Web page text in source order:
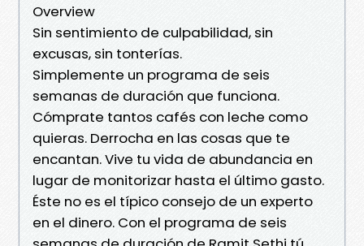
Overview
Sin sentimiento de culpabilidad, sin
excusas, sin tonterías.
Simplemente un programa de seis
semanas de duración que funciona.
Cómprate tantos cafés con leche como
quieras. Derrocha en las cosas que te
encantan. Vive tu vida de abundancia en
lugar de monitorizar hasta el último gasto.
Éste no es el típico consejo de un experto
en el dinero. Con el programa de seis